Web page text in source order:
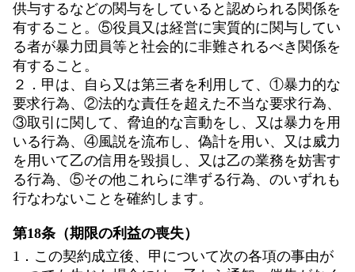
供与するなどの関与をしていると認められる関係を
有すること。⑤役員又は経営に実質的に関与してい
る者が暴力団員等と社会的に非難されるべき関係を
有すること。
２．甲は、自ら又は第三者を利用して、①暴力的な
要求行為、②法的な責任を超えた不当な要求行為、
③取引に関して、脅迫的な言動をし、又は暴力を用
いる行為、④風説を流布し、偽計を用い、又は威力
を用いて乙の信用を毀損し、又は乙の業務を妨害す
る行為、⑤その他これらに準ずる行為、のいずれも
行なわないことを確約します。
第18条（期限の利益の喪失）
1．この契約成立後、甲について次の各項の事由が